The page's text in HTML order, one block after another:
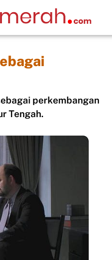
perkembangan
Tengah.